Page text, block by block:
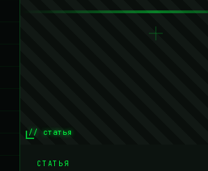
// статья
СТАТЬЯ